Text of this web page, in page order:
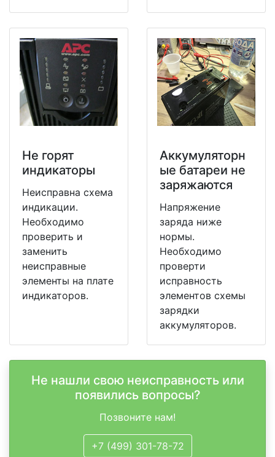
Не горят
индикаторы
Неисправна схема
индикации.
Необходимо
проверить и
заменить
неисправные
элементы на плате
индикаторов.
Аккумуляторн
ые батареи не
заряжаются
Напряжение
заряда ниже
нормы.
Необходимо
проверти
исправность
элементов схемы
зарядки
аккумуляторов.
Не нашли свою неисправность или
появились вопросы?
Позвоните нам!
+7 (499) 301-78-72